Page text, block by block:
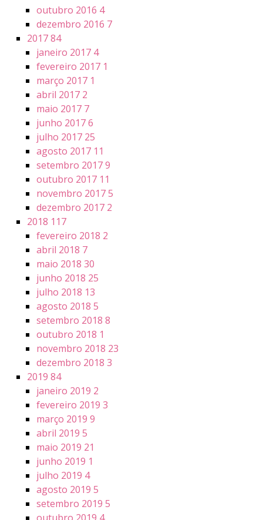
outubro 2016 4
dezembro 2016 7
201784
janeiro 2017 4
fevereiro 2017 1
março 2017 1
abril 2017 2
maio 2017 7
junho 20176
julho 2017 25
agosto 2017 11
setembro 20179
outubro 2017 11
novembro 20175
dezembro 2017 2
2018 117
fevereiro 2018 2
abril 2018 7
maio 2018 30
junho 2018 25
julho 2018 13
agosto 2018 5
setembro 2018 8
outubro 2018 1
novembro 2018 23
dezembro 2018 3
2019 84
janeiro 2019 2
fevereiro 2019 3
março 2019 9
abril 2019 5
maio 2019 21
junho 2019 1
julho 2019 4
agosto 2019 5
setembro 2019 5